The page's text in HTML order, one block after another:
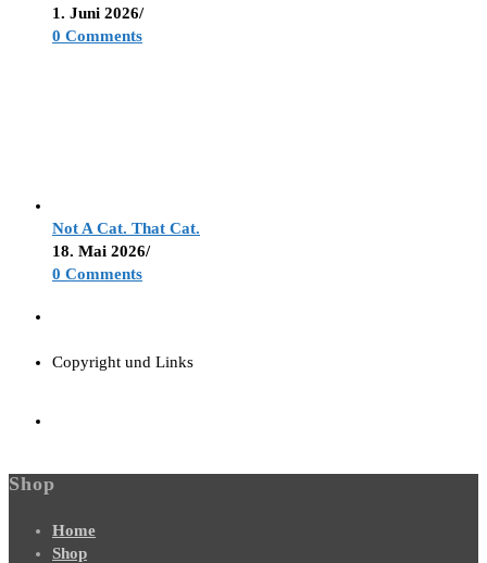
1. Juni 2026/
0 Comments
Not A Cat. That Cat.
18. Mai 2026/
0 Comments
Copyright und Links
Shop
Home
Shop